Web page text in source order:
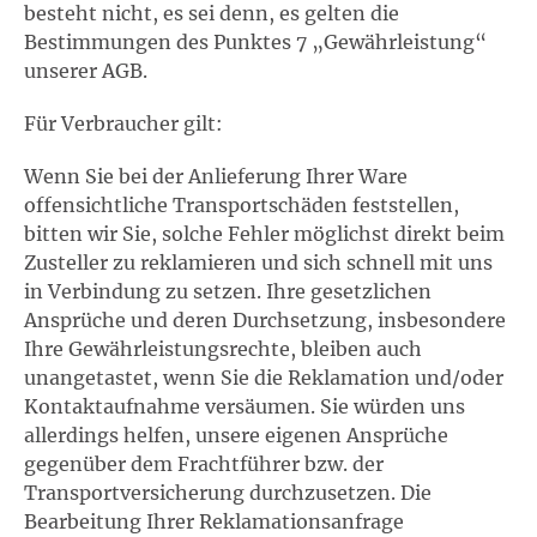
besteht nicht, es sei denn, es gelten die
Bestimmungen des Punktes 7 „Gewährleistung“
unserer AGB.
Für Verbraucher gilt:
Wenn Sie bei der Anlieferung Ihrer Ware
offensichtliche Transportschäden feststellen,
bitten wir Sie, solche Fehler möglichst direkt beim
Zusteller zu reklamieren und sich schnell mit uns
in Verbindung zu setzen. Ihre gesetzlichen
Ansprüche und deren Durchsetzung, insbesondere
Ihre Gewährleistungsrechte, bleiben auch
unangetastet, wenn Sie die Reklamation und/oder
Kontaktaufnahme versäumen. Sie würden uns
allerdings helfen, unsere eigenen Ansprüche
gegenüber dem Frachtführer bzw. der
Transportversicherung durchzusetzen. Die
Bearbeitung Ihrer Reklamationsanfrage